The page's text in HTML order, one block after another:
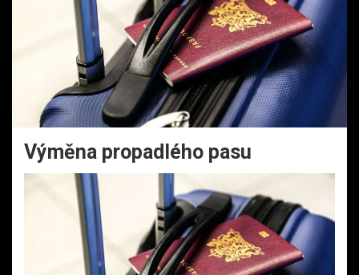
Výměna propadlého pasu